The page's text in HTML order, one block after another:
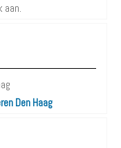
Den Haag